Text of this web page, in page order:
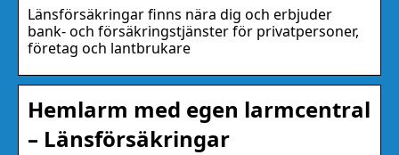
Länsförsäkringar finns nära dig och erbjuder
bank- och försäkringstjänster för privatpersoner,
företag och lantbrukare
Hemlarm med egen larmcentral
– Länsförsäkringar